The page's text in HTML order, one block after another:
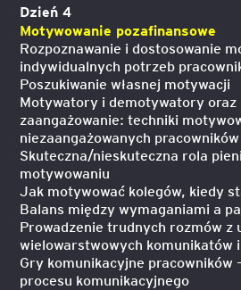
Dzień 4
Motywowanie pozafinansowe
Rozpoznawanie i dostosowanie
indywidualnych potrzeb
Poszukiwanie własnej motywacji
Motywatory i demotywatory oraz
zaangażowanie: techniki
niezaangażowanych pracowników
Skuteczna/nieskuteczna rola
motywowaniu
Jak motywować kolegów, kiedy
Balans między wymaganiami a
Prowadzenie trudnych rozmów z
wielowarstwowych
Gry komunikacyjne pracowników
procesu komunikacyjnego